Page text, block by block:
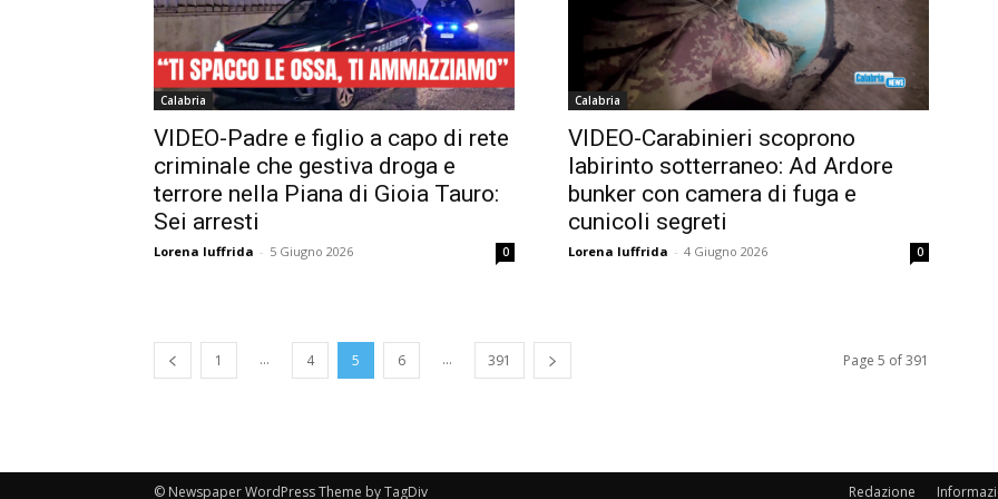
Calabria
VIDEO-Padre e figlio a capo di rete
criminale che gestiva droga e
terrore nella Piana di Gioia Tauro:
Sei arresti
Lorena Iuffrida - 5 Giugno 2026 0
Calabria
VIDEO-Carabinieri scoprono
labirinto sotterraneo: Ad Ardore
bunker con camera di fuga e
cunicoli segreti
Lorena Iuffrida - 4 Giugno 2026 0
1 ... 4 5 6 ... 391 Page 5 of 391
Redazione
© Newspaper WordPress Theme by TagDiv